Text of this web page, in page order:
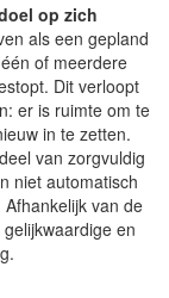
op zich
als een gepland
of meerdere
Dit verloopt
er is ruimte om te
in te zetten.
van zorgvuldig
niet automatisch
van de
en